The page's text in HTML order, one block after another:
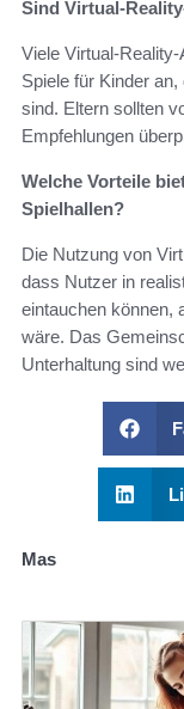
Sind Virtual-
Viele Virtual-
Spiele für Kinder
sind. Eltern sollten
Empfehlungen
Welche Vorteile
Spielhallen?
Die Nutzung von
dass Nutzer in
eintauchen können,
wäre. Das
Unterhaltung sind
Mas